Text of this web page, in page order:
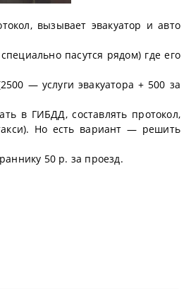
вызывает эвакуатор и авто
пасутся рядом) где его
— услуги эвакуатора + 500 за
в ГИБДД, составлять протокол,
Но есть вариант — решить
50 р. за проезд.